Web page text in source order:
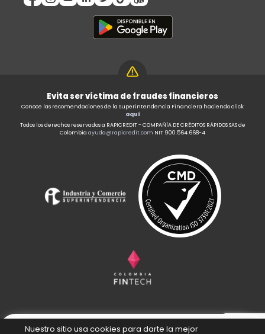
Nuestro sitio usa cookies para darte la mejor
Evita ser víctima de fraudes financieros
Conoce las recomendaciones de la Superintendencia Financiera haciendo click
aquí
Todos los derechos reservados a RAPICREDIT - COMPAÑÍA DE CRÉDITOS RÁPIDOS SAS de
Colombia ayuda@rapicredit.com NIT 900.564.668-4